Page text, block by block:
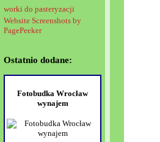
worki do pasteryzacji
Website Screenshots by
PagePeeker
Ostatnio dodane:
Fotobudka Wrocław
wynajem